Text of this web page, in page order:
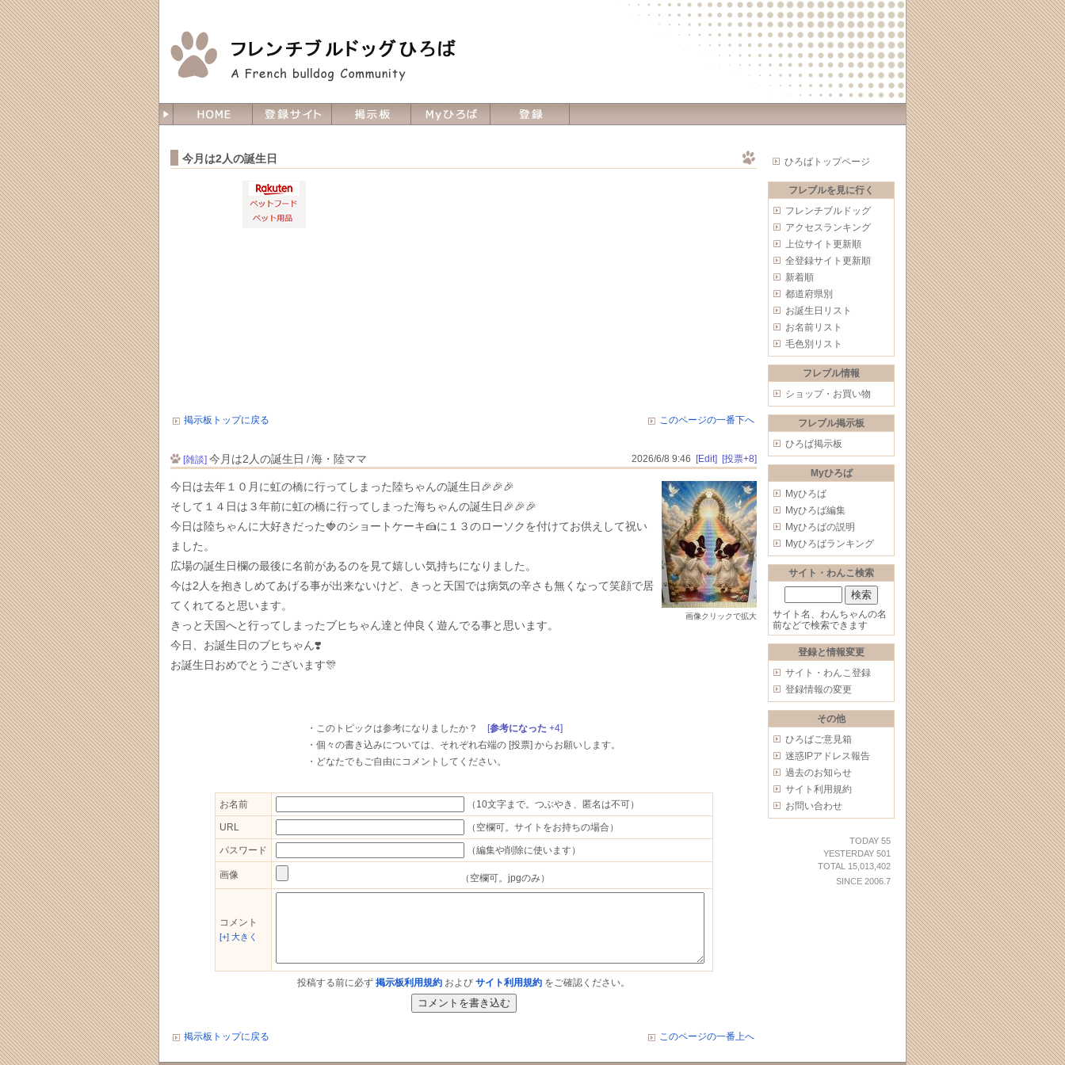
ひろばトップページ
フレブルを見に行く
フレンチブルドッグ
アクセスランキング
上位サイト更新順
全登録サイト更新順
新着順
都道府県別
お誕生日リスト
お名前リスト
毛色別リスト
フレブル情報
ショップ・お買い物
フレブル掲示板
ひろば掲示板
Myひろば
Myひろば
Myひろば編集
Myひろばの説明
Myひろばランキング
サイト・わんこ検索
サイト名、わんちゃんの名
前などで検索できます
登録と情報変更
サイト・わんこ登録
登録情報の変更
その他
ひろばご意見箱
迷惑IPアドレス報告
過去のお知らせ
サイト利用規約
お問い合わせ
TODAY 55
YESTERDAY 501
TOTAL 15,013,402
SINCE 2006.7
今月は2人の誕生日
掲示板トップに戻る このページの一番下へ
[雑談] 今月は2人の誕生日 /海・陸ママ 2026/6/8 9:46 [Edit] [投票+8]
画像クリックで拡大
今日は去年１０月に虹の橋に行ってしまった陸ちゃんの誕生日🎉🎉🎉
そして１４日は３年前に虹の橋に行ってしまった海ちゃんの誕生日🎉🎉🎉
今日は陸ちゃんに大好きだった🍓のショートケーキ🍰に１３のローソクを付けてお供えして祝い
ました。
広場の誕生日欄の最後に名前があるのを見て嬉しい気持ちになりました。
今は2人を抱きしめてあげる事が出来ないけど、きっと天国では病気の辛さも無くなって笑顔で居
てくれてると思います。
きっと天国へと行ってしまったブヒちゃん達と仲良く遊んでる事と思います。
今日、お誕生日のブヒちゃん❣️
お誕生日おめでとうございます🎊
・このトピックは参考になりましたか？ [参考になった +4]
・個々の書き込みについては、 それぞれ右端の [投票] からお願いします。
・どなたでもご自由にコメントしてください。
お名前 （ 10文字まで。 つぶやき、匿名は不可）
URL （空欄可。サイトをお持ちの場合）
パスワード （編集や削除に使います）
画像 （空欄可。jpgのみ）
コメント
[+] 大きく
投稿する前に必ず 掲示板利用規約 および サイト利用規約 をご確認ください。
掲示板トップに戻る このページの一番上へ